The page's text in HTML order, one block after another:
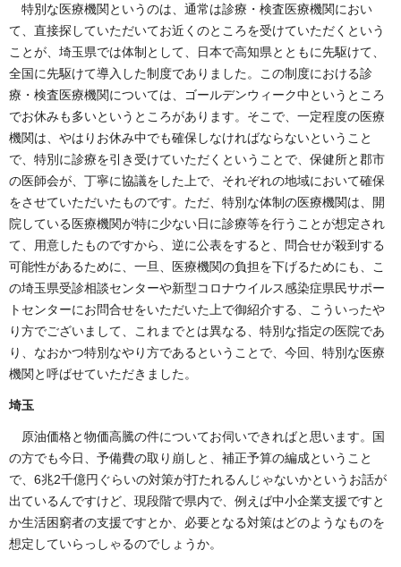
特別な医療機関というのは、通常は診療・検査医療機関におい
て、直接探していただいてお近くのところを受けていただくという
ことが、埼玉県では体制として、日本で高知県とともに先駆けて、
全国に先駆けて導入した制度でありました。この制度における診
療・検査医療機関については、ゴールデンウィーク中というところ
でお休みも多いというところがあります。そこで、一定程度の医療
機関は、やはりお休み中でも確保しなければならないということ
で、特別に診療を引き受けていただくということで、保健所と郡市
の医師会が、丁寧に協議をした上で、それぞれの地域において確保
をさせていただいたものです。ただ、特別な体制の医療機関は、開
院している医療機関が特に少ない日に診療等を行うことが想定され
て、用意したものですから、逆に公表をすると、問合せが殺到する
可能性があるために、一旦、医療機関の負担を下げるためにも、こ
の埼玉県受診相談センターや新型コロナウイルス感染症県民サポー
トセンターにお問合せをいただいた上で御紹介する、こういったや
り方でございまして、これまでとは異なる、特別な指定の医院であ
り、なおかつ特別なやり方であるということで、今回、特別な医療
機関と呼ばせていただきました。
埼玉
原油価格と物価高騰の件についてお伺いできればと思います。国
の方でも今日、予備費の取り崩しと、補正予算の編成ということ
で、6兆2千億円ぐらいの対策が打たれるんじゃないかというお話が
出ているんですけど、現段階で県内で、例えば中小企業支援ですと
か生活困窮者の支援ですとか、必要となる対策はどのようなものを
想定していらっしゃるのでしょうか。